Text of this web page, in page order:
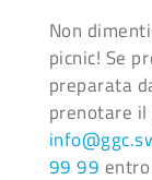
Non
picnic! Se
preparata
prenotare il
99 99